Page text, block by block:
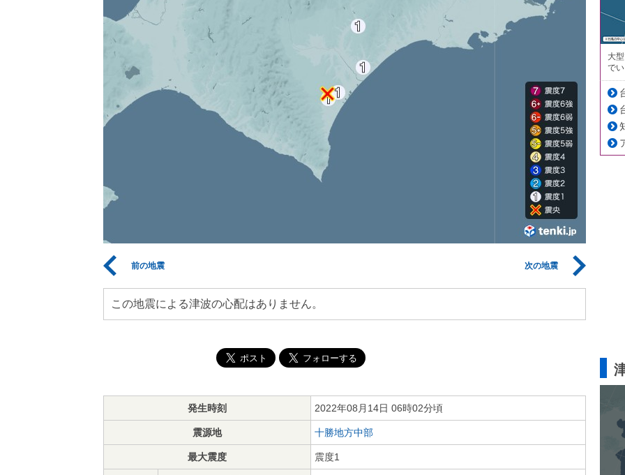
前の地震 次の地震
この地震による津波の心配はありません。
発生時刻 2022年08月14日 06時02分頃
震源地 十勝地方中部
最大震度 震度1
大
で